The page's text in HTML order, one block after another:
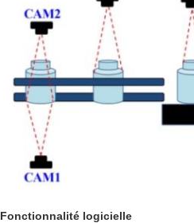
Fonctionnalité logicielle